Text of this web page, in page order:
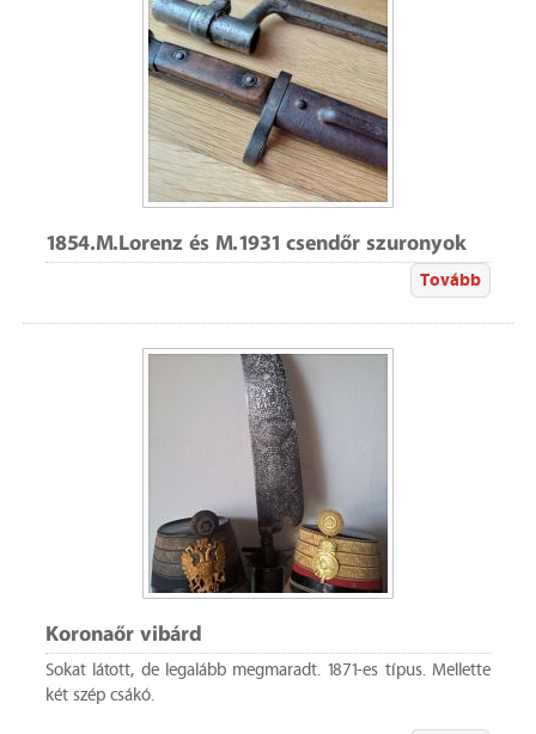
1854.M.Lorenz és M.1931 csendőr szuronyok
Tovább
Koronaőr vibárd
Sokat látott, de legalább megmaradt. 1871-es típus. Mellette
két szép csákó.